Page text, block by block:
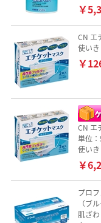
￥
CN エ
使い
￥
CN エ
単位
使い
￥
プロ
（ブル
肌ざ